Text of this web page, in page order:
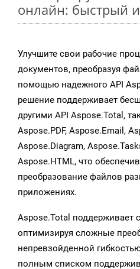
онлайн: быстрый
Улучшите свои рабочие
документов, преобразуя
помощью надежного API
решение поддерживает
другими API Aspose.Total,
Aspose.PDF, Aspose.Email,
Aspose.Diagram,
Aspose.HTML, что
преобразование файлов
приложениях.
Aspose.Total поддерживает
оптимизируя сложные
непревзойденной
полным списком